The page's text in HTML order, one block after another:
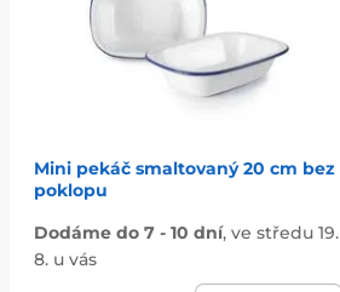
Mini pekáč smaltovaný 20 cm bez
poklopu
Dodáme do 7 - 10 dní, ve středu 19.
8. u vás